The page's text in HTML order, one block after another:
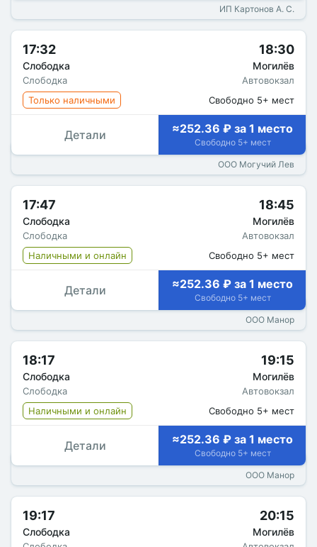
ИП Картонов А. С.
17:32
Слободка
Слободка
18:30
Могилёв
Автовокзал
Только наличными
Свободно 5+ мест
Детали ≈252.36 ₽ за 1 место
Свободно 5+ мест
ООО Могучий Лев
17:47
Слободка
Слободка
18:45
Могилёв
Автовокзал
Наличными и онлайн
Свободно 5+ мест
Детали ≈252.36 ₽ за 1 место
Свободно 5+ мест
ООО Манор
18:17
Слободка
Слободка
19:15
Могилёв
Автовокзал
Наличными и онлайн
Свободно 5+ мест
Детали ≈252.36 ₽ за 1 место
Свободно 5+ мест
ООО Манор
19:17
Слободка
20:15
Могилёв